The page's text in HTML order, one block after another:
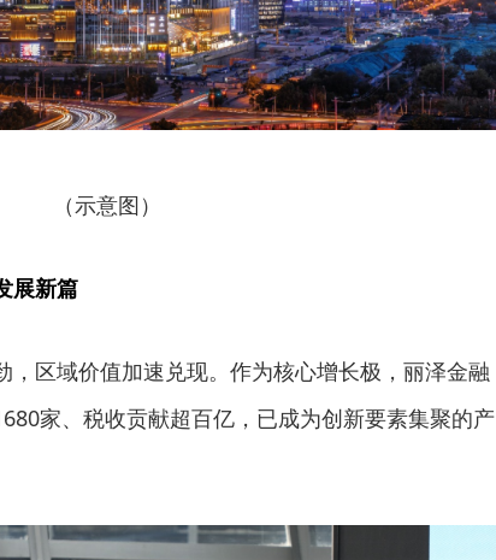
（示意图）
展新篇
，区域价值加速兑现。作为核心增长极，丽泽金融
家、税收贡献超百亿，已成为创新要素集聚的产